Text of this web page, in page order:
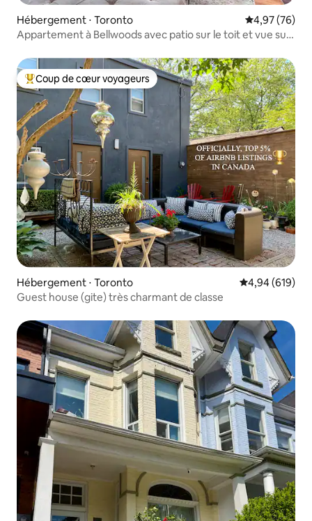
Hébergement ⋅ Toronto Évaluation
4,97 (76)
Appartement à Bellwoods avec patio sur le toit et vue sur
Coups de cœur voyageurs les plus appréciés
Coup de cœur voyageurs
Hébergement ⋅ Toronto Évaluation
4,94 (619)
Guest house (gite) très charmant de classe